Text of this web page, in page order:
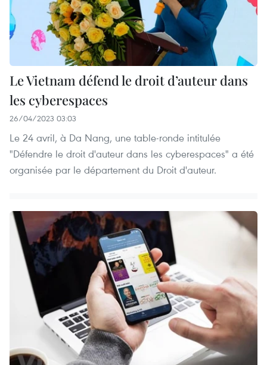
Le Vietnam défend le droit d’auteur dans
les cyberespaces
26/04/2023 03:03
Le 24 avril, à Da Nang, une table-ronde intitulée
"Défendre le droit d'auteur dans les cyberespaces" a été
organisée par le département du Droit d'auteur.